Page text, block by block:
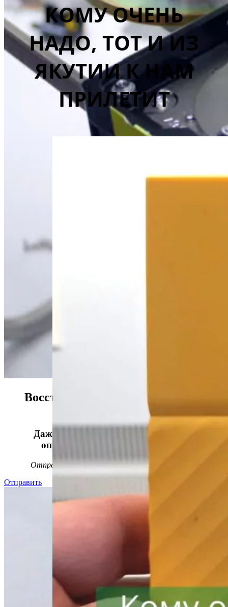
Восстанавливаем данные в 98%
Даже, если носитель информации не
определяется, стучит или пищит.
Отправьте заявку набесплатную
Отправить
КОМУ ОЧЕНЬ
НАДО, ТОТ И ИЗ
ЯКУТИИ К НАМ
ПРИЛЕТИТ